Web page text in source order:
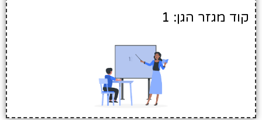
קוד מגזר הגן: 1